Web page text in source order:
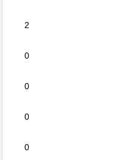
2
0
0
0
0